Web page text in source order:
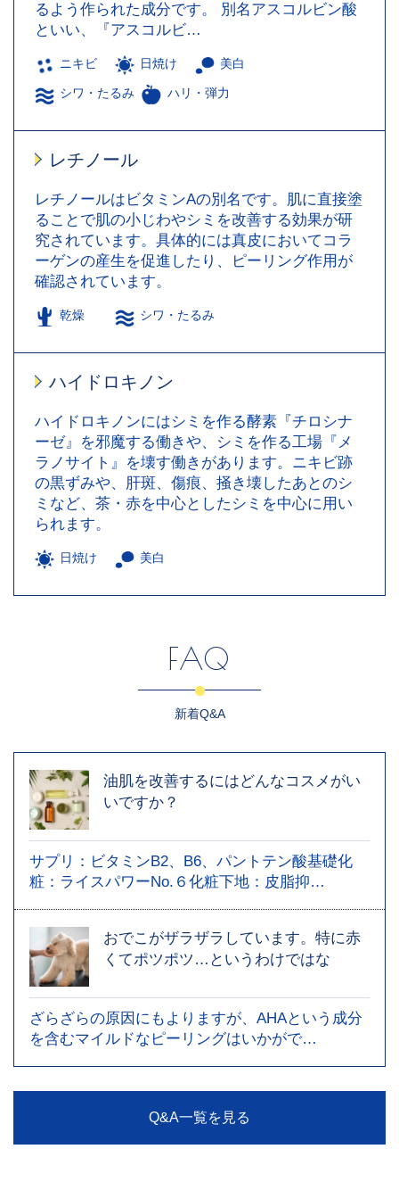
るよう作られた成分です。 別名アスコルビン酸
といい、『アスコルビ…
ニキビ 日焼け 美白
シワ・たるみ ハリ・弾力
レチノール
レチノールはビタミンAの別名です。肌に直接塗
ることで肌の小じわやシミを改善する効果が研
究されています。具体的には真皮においてコラ
ーゲンの産生を促進したり、ピーリング作用が
確認されています。
乾燥 シワ・たるみ
ハイドロキノン
ハイドロキノンにはシミを作る酵素『チロシナ
ーゼ』を邪魔する働きや、シミを作る工場『メ
ラノサイト』を壊す働きがあります。ニキビ跡
の黒ずみや、肝斑、傷痕、掻き壊したあとのシ
ミなど、茶・赤を中心としたシミを中心に用い
られます。
日焼け 美白
FAQ
新着Q&A
油肌を改善するにはどんなコスメがい
いですか？
サプリ：ビタミンB2、B6、パントテン酸基礎化
粧：ライスパワーNo.６化粧下地：皮脂抑…
おでこがザラザラしています。特に赤
くてポツポツ…というわけではな
ざらざらの原因にもよりますが、AHAという成分
を含むマイルドなピーリングはいかがで…
Q&A一覧を見る